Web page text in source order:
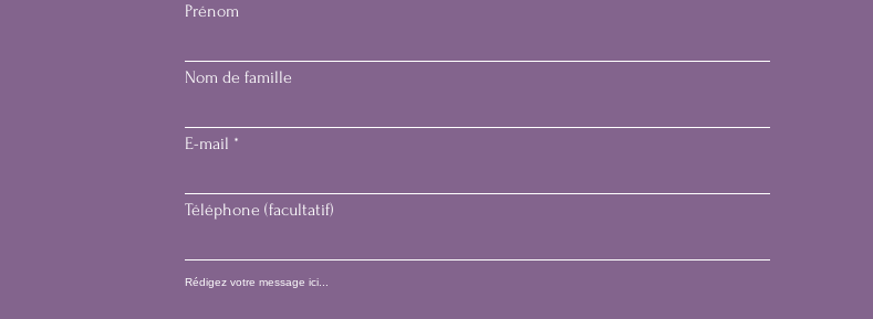
Prénom
Nom de famille
E-mail
Téléphone (facultatif)